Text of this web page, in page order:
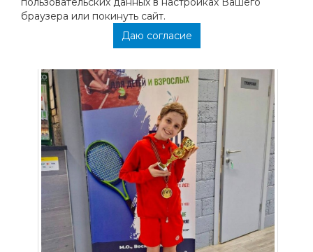
браузера или покинуть сайт.
Даю согласие
Великой Победы», прошедшего с 4 по 10 мая;